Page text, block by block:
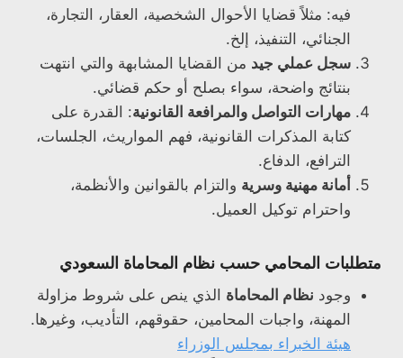
فيه: مثلاً قضايا الأحوال الشخصية، العقار، التجارة،
الجنائي، التنفيذ، إلخ.
سجل عملي جيد من القضايا المشابهة والتي انتهت
بنتائج واضحة، سواء بصلح أو حكم قضائي.
مهارات التواصل والمرافعة القانونية: القدرة على
كتابة المذكرات القانونية، فهم المواريث، الجلسات،
الترافع، الدفاع.
أمانة مهنية وسرية والتزام بالقوانين والأنظمة،
واحترام توكيل العميل.
متطلبات المحامي حسب نظام المحاماة السعودي
وجود نظام المحاماة الذي ينص على شروط مزاولة
المهنة، واجبات المحامين، حقوقهم، التأديب، وغيرها.
هيئة الخبراء بمجلس الوزراء